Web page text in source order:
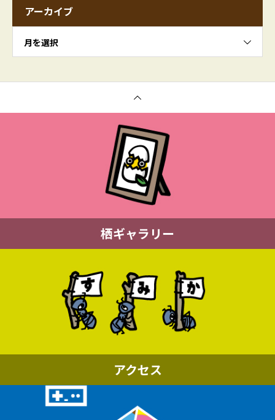
アーカイブ
月を選択
栖ギャラリー
アクセス